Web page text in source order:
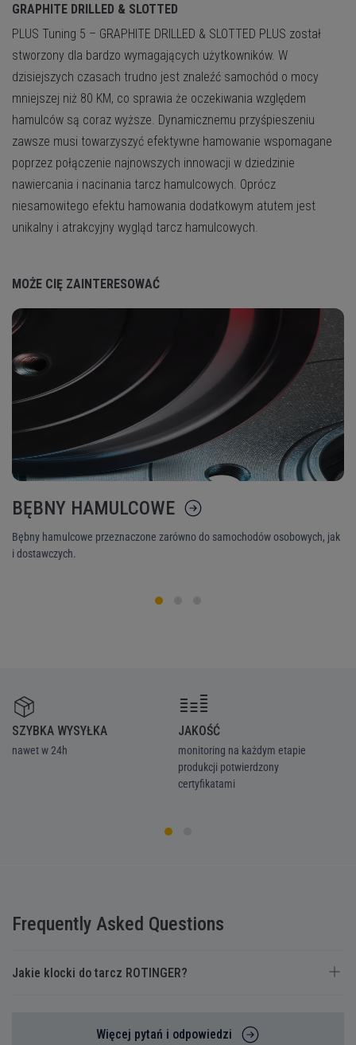
GRAPHITE DRILLED & SLOTTED
PLUS Tuning 5 – GRAPHITE DRILLED & SLOTTED PLUS został
stworzony dla bardzo wymagających użytkowników. W
dzisiejszych czasach trudno jest znaleźć samochód o mocy
mniejszej niż 80 KM, co sprawia że oczekiwania względem
hamulców są coraz wyższe. Dynamicznemu przyśpieszeniu
zawsze musi towarzyszyć efektywne hamowanie wspomagane
poprzez połączenie najnowszych innowacji w dziedzinie
nawiercania i nacinania tarcz hamulcowych. Oprócz
niesamowitego efektu hamowania dodatkowym atutem jest
unikalny i atrakcyjny wygląd tarcz hamulcowych.
MOŻE CIĘ ZAINTERESOWAĆ
BĘBNY HAMULCOWE
Bębny hamulcowe przeznaczone zarówno do samochodów osobowych, jak
i dostawczych.
SZYBKA WYSYŁKA
nawet w 24h
JAKOŚĆ
monitoring na każdym etapie
produkcji potwierdzony
certyfikatami
Frequently Asked Questions
Jakie klocki do tarcz ROTINGER?
Więcej pytań i odpowiedzi